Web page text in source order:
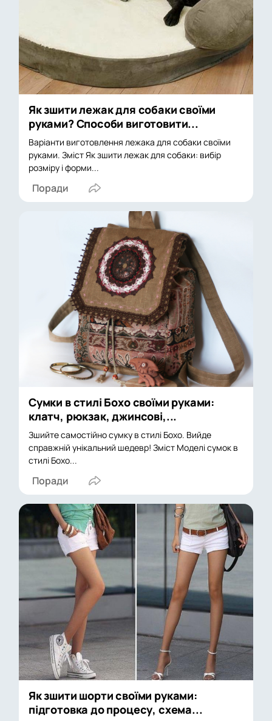
Як зшити лежак для собаки своїми
руками? Способи виготовити...
Варіанти виготовлення лежака для собаки своїми
руками. Зміст Як зшити лежак для собаки: вибір
розміру і форми...
Поради
Сумки в стилі Бохо своїми руками:
клатч, рюкзак, джинсові,...
Зшийте самостійно сумку в стилі Бохо. Вийде
справжній унікальний шедевр! Зміст Моделі сумок в
стилі Бохо...
Поради
Як зшити шорти своїми руками:
підготовка до процесу, схема...